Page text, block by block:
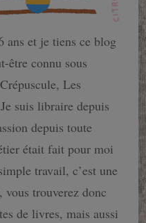
ans et je tiens ce blog
être connu sous
Les
suis libraire depuis
depuis toute
était fait pour moi
travail, c’est une
trouverez donc
de livres, mais aussi